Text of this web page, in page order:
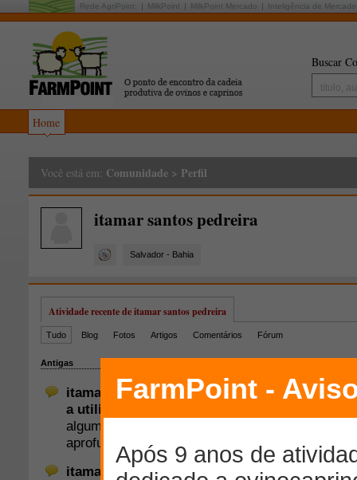
Rede AgriPoint: MilkPoint MilkPoint Mercado Inteligência de Mercado
Buscar
Home
Você está em: Comunidade > Perfil
itamar santos pedreira
Salvador - Bahia